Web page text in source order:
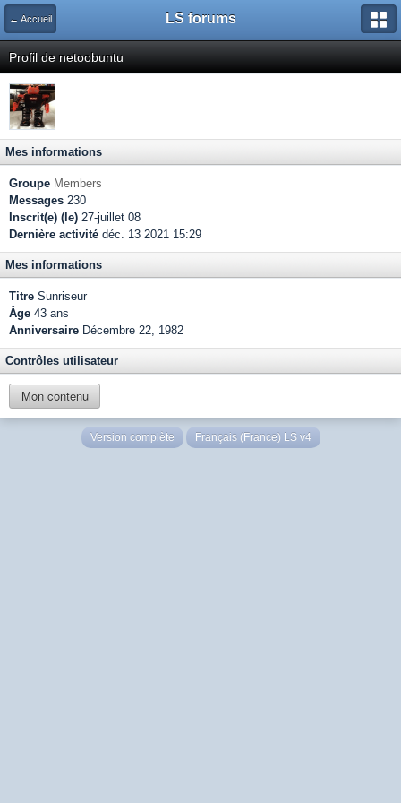
← Accueil LS forums
Profil de netoobuntu
Mes informations
Groupe Members
Messages 230
Inscrit(e) (le) 27-juillet 08
Dernière activité déc. 13 2021 15:29
Mes informations
Titre Sunriseur
Âge 43 ans
Anniversaire Décembre 22, 1982
Contrôles utilisateur
Mon contenu
Version complète Français (France) LS v4